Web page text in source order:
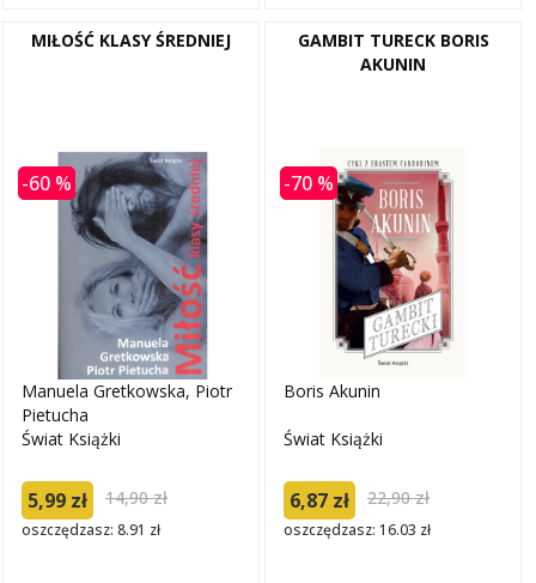
MIŁOŚĆ KLASY ŚREDNIEJ
-60 %
Manuela Gretkowska, Piotr
Pietucha
Świat Książki
5,99 zł 14,90 zł
oszczędzasz: 8.91 zł
GAMBIT TURECK BORIS
AKUNIN
-70 %
Boris Akunin
Świat Książki
6,87 zł 22,90 zł
oszczędzasz: 16.03 zł